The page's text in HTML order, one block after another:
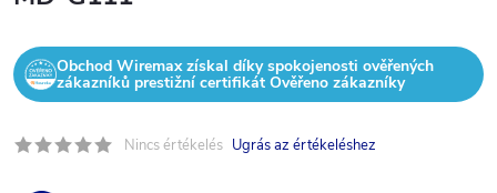
Obchod Wiremax získal díky spokojenosti ověřených
zákazníků prestižní certifikát Ověřeno zákazníky
Nincs értékelés Ugrás az értékeléshez